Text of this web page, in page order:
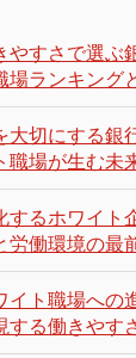
やすさで選ぶ
場ランキング
大切にする銀
職場が生む未
するホワイト
労働環境の最
イト職場への
する働きやす